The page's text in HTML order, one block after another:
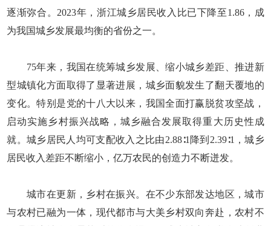
逐渐弥合。2023年，浙江城乡居民收入比已下降至1.86，成
为我国城乡发展最均衡的省份之一。
75年来，我国在统筹城乡发展、缩小城乡差距、推进新
型城镇化方面取得了显著进展，城乡面貌发生了翻天覆地的
变化。特别是党的十八大以来，我国全面打赢脱贫攻坚战，
启动实施乡村振兴战略，城乡融合发展取得重大历史性成
就。城乡居民人均可支配收入之比由2.88∶1降到2.39∶1，城乡
居民收入差距不断缩小，亿万农民的创造力不断迸发。
城市在更新，乡村在振兴。在不少东部发达地区，城市
与农村已融为一体，现代都市与大美乡村双向奔赴，农村不